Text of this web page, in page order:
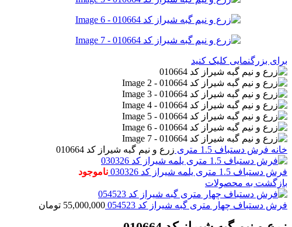
برای بزرگنمایی کلیک کنید
خانه فرش دستباف 1.5 متری زرع و نیم گبه شیراز کد 010664
فرش دستباف 1.5 متری یلمه شیراز کد 030326
ناموجود
بازگشت به محصولات
فرش دستباف چهار متری گبه شیراز کد 054523 55,000,000 تومان